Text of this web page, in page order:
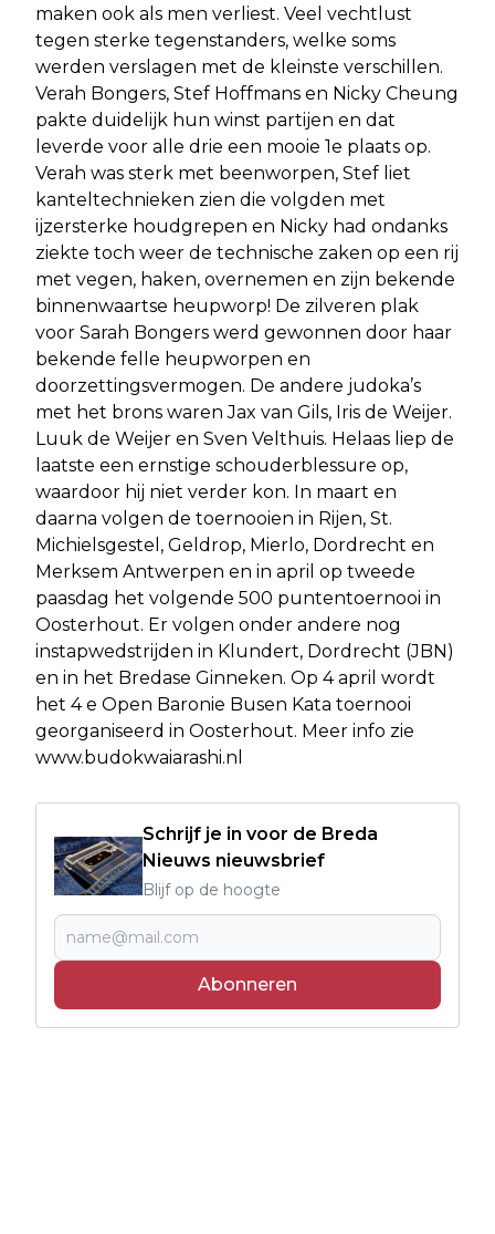
maken ook als men verliest. Veel vechtlust
tegen sterke tegenstanders, welke soms
werden verslagen met de kleinste verschillen.
Verah Bongers, Stef Hoffmans en Nicky Cheung
pakte duidelijk hun winst partijen en dat
leverde voor alle drie een mooie 1e plaats op.
Verah was sterk met beenworpen, Stef liet
kanteltechnieken zien die volgden met
ijzersterke houdgrepen en Nicky had ondanks
ziekte toch weer de technische zaken op een rij
met vegen, haken, overnemen en zijn bekende
binnenwaartse heupworp! De zilveren plak
voor Sarah Bongers werd gewonnen door haar
bekende felle heupworpen en
doorzettingsvermogen. De andere judoka’s
met het brons waren Jax van Gils, Iris de Weijer.
Luuk de Weijer en Sven Velthuis. Helaas liep de
laatste een ernstige schouderblessure op,
waardoor hij niet verder kon. In maart en
daarna volgen de toernooien in Rijen, St.
Michielsgestel, Geldrop, Mierlo, Dordrecht en
Merksem Antwerpen en in april op tweede
paasdag het volgende 500 puntentoernooi in
Oosterhout. Er volgen onder andere nog
instapwedstrijden in Klundert, Dordrecht (JBN)
en in het Bredase Ginneken. Op 4 april wordt
het 4 e Open Baronie Busen Kata toernooi
georganiseerd in Oosterhout. Meer info zie
www.budokwaiarashi.nl
Schrijf je in voor de Breda
Nieuws nieuwsbrief
Blijf op de hoogte
Abonneren